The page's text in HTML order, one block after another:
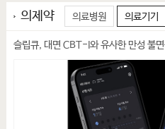
의제약 의료병원 의료기기
슬립큐, 대면 CBT-I와 유사한 만성 불